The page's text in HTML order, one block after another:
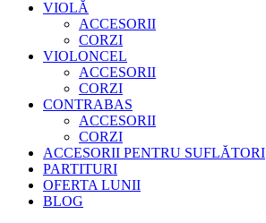
VIOLĂ
ACCESORII
CORZI
VIOLONCEL
ACCESORII
CORZI
CONTRABAS
ACCESORII
CORZI
ACCESORII PENTRU SUFLĂTORI
PARTITURI
OFERTA LUNII
BLOG